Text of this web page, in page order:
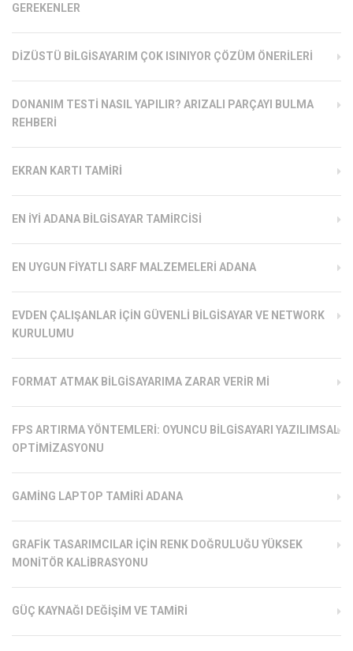
GEREKENLER
DIZÜSTÜ BILGISAYARIM ÇOK ISINIYOR ÇÖZÜM ÖNERILERI
DONANIM TESTI NASIL YAPILIR? ARIZALI PARÇAYI BULMA
REHBERI
EKRAN KARTI TAMIRI
EN İYI ADANA BILGISAYAR TAMIRCISI
EN UYGUN FIYATLI SARF MALZEMELERI ADANA
EVDEN ÇALIŞANLAR İÇIN GÜVENLI BILGISAYAR VE NETWORK
KURULUMU
FORMAT ATMAK BILGISAYARIMA ZARAR VERIR MI
FPS ARTIRMA YÖNTEMLERI: OYUNCU BILGISAYARI YAZILIMSAL
OPTIMIZASYONU
GAMING LAPTOP TAMIRI ADANA
GRAFIK TASARIMCILAR İÇIN RENK DOĞRULUĞU YÜKSEK
MONITÖR KALIBRASYONU
GÜÇ KAYNAĞI DEĞIŞIM VE TAMIRI